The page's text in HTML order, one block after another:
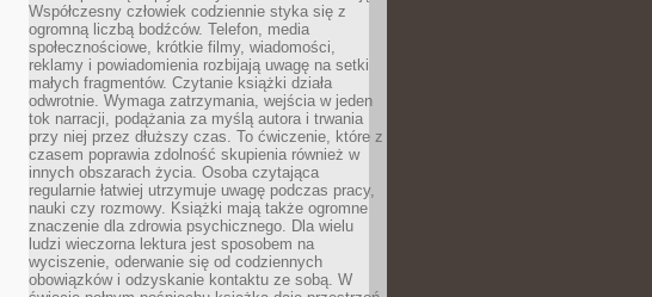
Współczesny człowiek codziennie styka się z
ogromną liczbą bodźców. Telefon, media
społecznościowe, krótkie filmy, wiadomości,
reklamy i powiadomienia rozbijają uwagę na setki
małych fragmentów. Czytanie książki działa
odwrotnie. Wymaga zatrzymania, wejścia w jeden
tok narracji, podążania za myślą autora i trwania
przy niej przez dłuższy czas. To ćwiczenie, które z
czasem poprawia zdolność skupienia również w
innych obszarach życia. Osoba czytająca
regularnie łatwiej utrzymuje uwagę podczas pracy,
nauki czy rozmowy. Książki mają także ogromne
znaczenie dla zdrowia psychicznego. Dla wielu
ludzi wieczorna lektura jest sposobem na
wyciszenie, oderwanie się od codziennych
obowiązków i odzyskanie kontaktu ze sobą. W